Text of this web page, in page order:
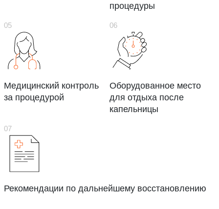
процедуры
Медицинский контроль
за процедурой
Оборудованное место
для отдыха после
капельницы
Рекомендации по дальнейшему восстановлению